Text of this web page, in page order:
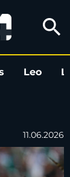
search
Leo
11.06.2026